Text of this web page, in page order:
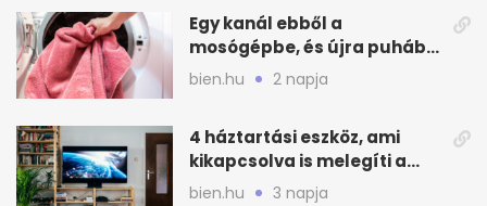
Egy kanál ebből a
mosógépbe, és újra puhább
lesz a törölköző
bien.hu 2 napja
4 háztartási eszköz, ami
kikapcsolva is melegíti a
lakást
bien.hu 3 napja